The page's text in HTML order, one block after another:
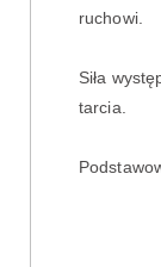
ruchowi.
Siła
tarcia.